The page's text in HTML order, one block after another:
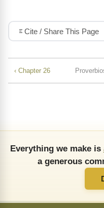
Cite / Share This Page
‹ Chapter 26
Everything we make is
a generous